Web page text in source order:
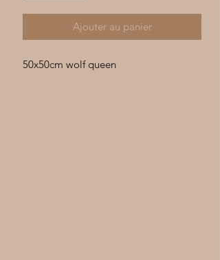
Ajouter au panier
50x50cm wolf queen